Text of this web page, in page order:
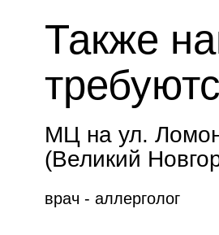
Также
МЦ на ул.
(Великий
врач - аллерголог